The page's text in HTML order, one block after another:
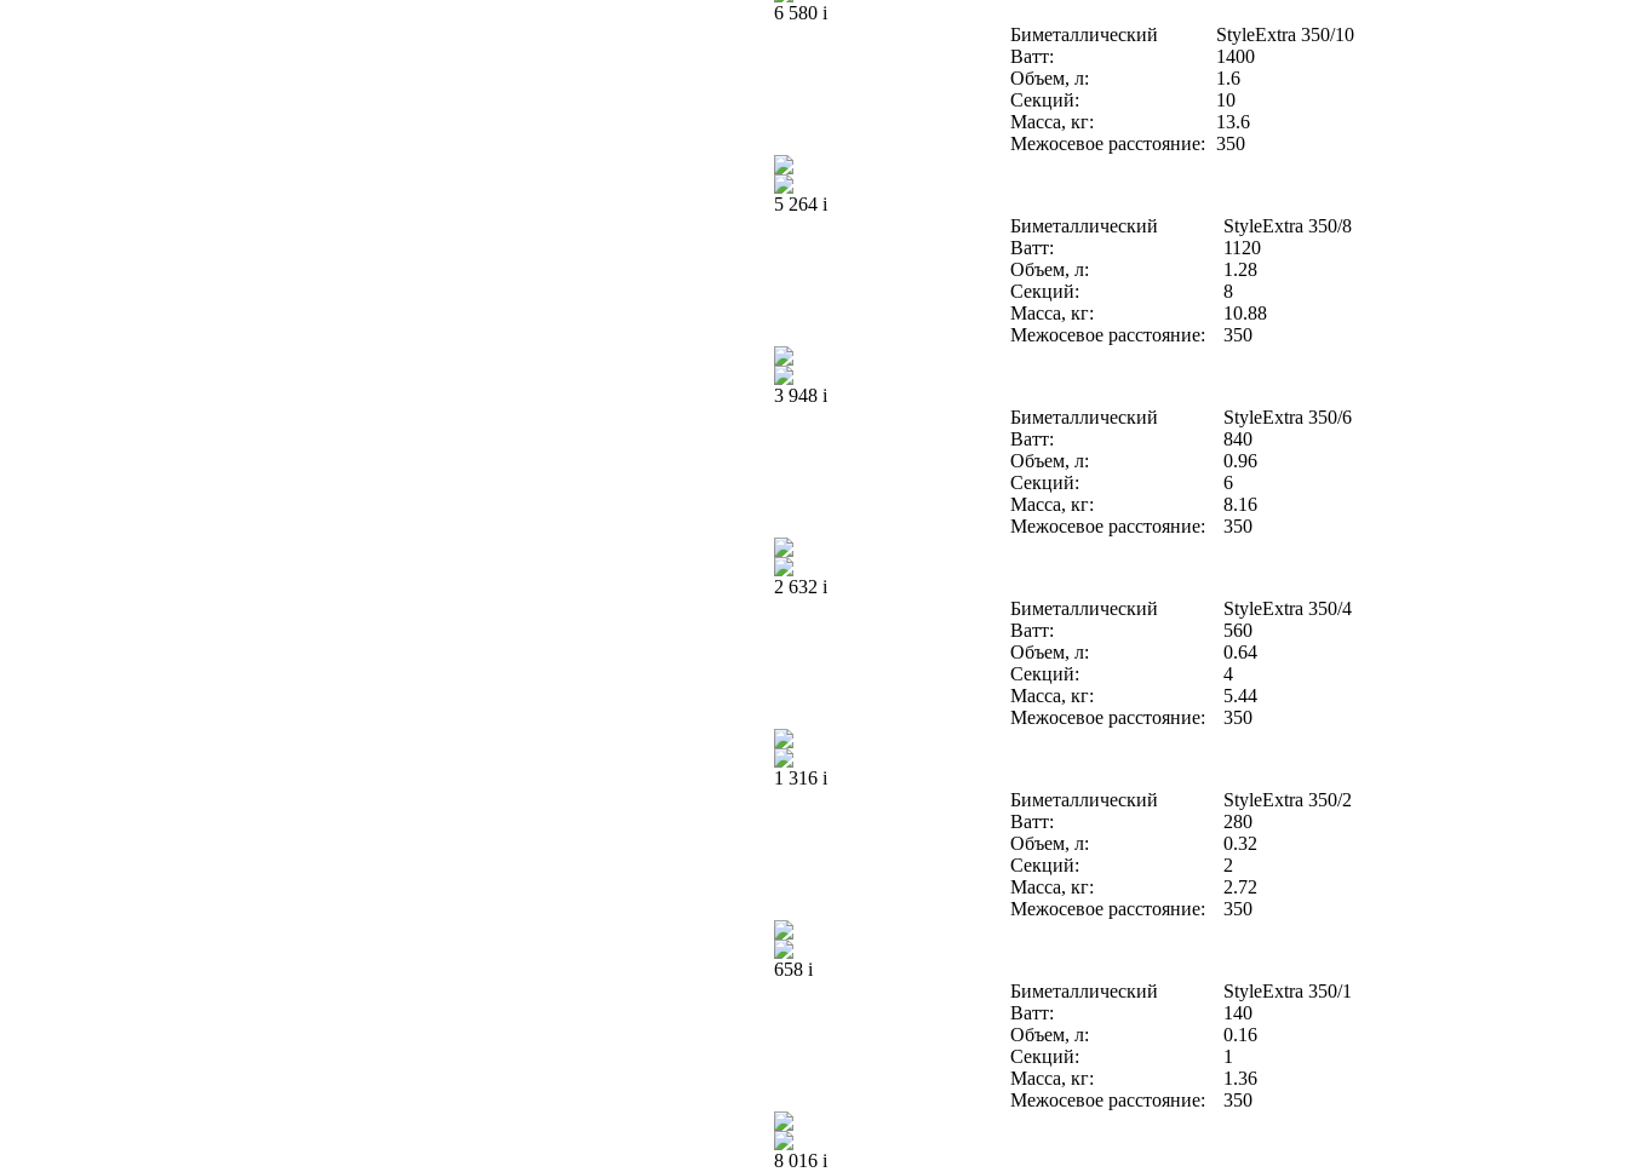
6 580 i
Биметаллический
StyleExtra 350/10
Ватт:
1400
Объем, л:
1.6
Секций:
10
Масса, кг:
13.6
Межосевое расстояние: 350
5 264 i
Биметаллический
StyleExtra 350/8
Ватт:
1120
Объем, л:
1.28
Секций:
8
Масса, кг:
10.88
Межосевое расстояние:
350
3 948 i
Биметаллический
StyleExtra 350/6
Ватт:
840
Объем, л:
0.96
Секций:
6
Масса, кг:
8.16
Межосевое расстояние:
350
2 632 i
Биметаллический
StyleExtra 350/4
Ватт:
560
Объем, л:
0.64
Секций:
4
Масса, кг:
5.44
Межосевое расстояние:
350
1 316 i
Биметаллический
StyleExtra 350/2
Ватт:
280
Объем, л:
0.32
Секций:
2
Масса, кг:
2.72
Межосевое расстояние:
350
658 i
Биметаллический
StyleExtra 350/1
Ватт:
140
Объем, л:
0.16
Секций:
1
Масса, кг:
1.36
Межосевое расстояние:
350
8 016 i